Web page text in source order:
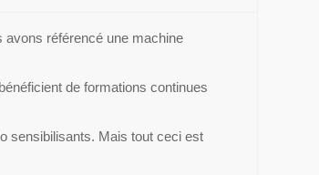
avons référencé une machine
de formations continues
sensibilisants. Mais tout ceci est